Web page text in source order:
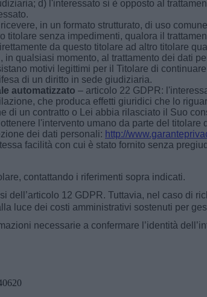
d) l'interessato si è opposto al
in un formato strutturato, di uso
senza impedimenti, qualora il
da questo titolare ad altro titolare
qualsiasi momento, al trattamento dei dati
motivi legittimi per il Titolare di
di un diritto in sede giudiziaria.
automatizzato – articolo 22 GDPR:
che produca effetti giuridici che lo
di un contratto o Lei abbia rilasciato il Suo
l'intervento umano da parte del
dei dati personali: http://
facilità con cui è stato fornito senza
contattando i riferimenti sopra indicati.
dell’articolo 12 GDPR. Tuttavia, nel caso di
luce dei costi amministrativi sostenuti per
necessarie a confermare l’identità